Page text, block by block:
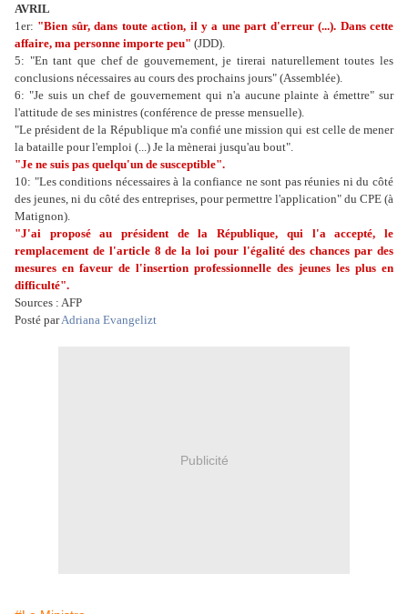
AVRIL
1er: "Bien sûr, dans toute action, il y a une part d'erreur (...). Dans cette
affaire, ma personne importe peu" (JDD).
5: "En tant que chef de gouvernement, je tirerai naturellement toutes les
conclusions nécessaires au cours des prochains jours" (Assemblée).
6: "Je suis un chef de gouvernement qui n'a aucune plainte à émettre" sur
l'attitude de ses ministres (conférence de presse mensuelle).
"Le président de la République m'a confié une mission qui est celle de mener
la bataille pour l'emploi (...) Je la mènerai jusqu'au bout".
"Je ne suis pas quelqu'un de susceptible".
10: "Les conditions nécessaires à la confiance ne sont pas réunies ni du côté
des jeunes, ni du côté des entreprises, pour permettre l'application" du CPE (à
Matignon).
"J'ai proposé au président de la République, qui l'a accepté, le
remplacement de l'article 8 de la loi pour l'égalité des chances par des
mesures en faveur de l'insertion professionnelle des jeunes les plus en
difficulté".
Sources : AFP
Posté parAdriana Evangelizt
Publicité